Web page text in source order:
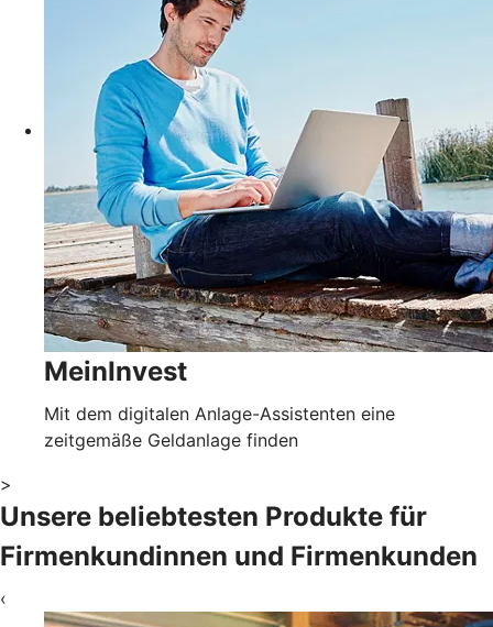
MeinInvest
Mit dem digitalen Anlage-Assistenten eine
zeitgemäße Geldanlage finden
>
Unsere beliebtesten Produkte für
Firmenkundinnen und Firmenkunden
‹